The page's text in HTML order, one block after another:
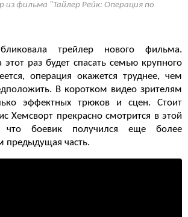
из фильма "Тайлер Рейк: Операция по
трейлер нового фильма.
этот раз будет спасать семью крупного
операция окажется труднее, чем
В коротком видео зрителям
эффектных трюков и сцен. Стоит
Хемсворт прекрасно смотрится в этой
что боевик получился еще более
часть.